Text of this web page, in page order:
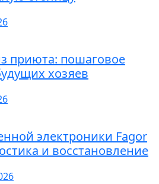
приюта: пошаговое
хозяев
электроники Fagor
и восстановление